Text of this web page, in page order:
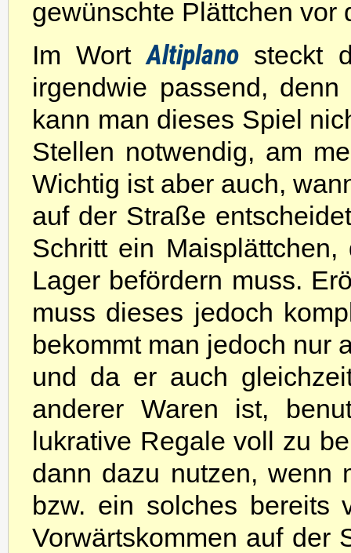
gewünschte Plättchen vor
Im WortAltiplano steckt
irgendwie passend,
kann man dieses Spiel
Stellen notwendig, am
Wichtig ist aber auch,
auf der Straße
Schritt ein
Lager befördern muss.
muss dieses jedoch
bekommt man jedoch nur
und da er auch
anderer Waren ist,
lukrative Regale voll zu
dann dazu nutzen, wenn
bzw. ein solches bereits
Vorwärtskommen auf der